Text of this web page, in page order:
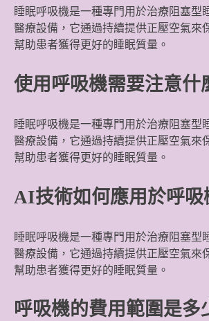
睡眠呼吸機是一種專門用於治療阻塞型
醫療設備，它通過持續提供正壓空氣來
幫助患者獲得更好的睡眠質量。
使用呼吸機需要注意什
睡眠呼吸機是一種專門用於治療阻塞型
醫療設備，它通過持續提供正壓空氣來
幫助患者獲得更好的睡眠質量。
AI技術如何應用於呼吸
睡眠呼吸機是一種專門用於治療阻塞型
醫療設備，它通過持續提供正壓空氣來
幫助患者獲得更好的睡眠質量。
呼吸機的費用範圍是多